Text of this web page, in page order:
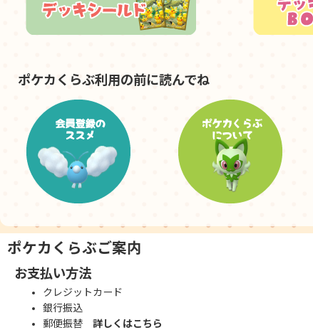
ポケカくらぶ利用の前に読んでね
ポケカくらぶご案内
お支払い方法
クレジットカード
銀行振込
郵便振替 詳しくはこちら